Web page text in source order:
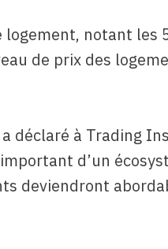
logement, notant les
de prix des
déclaré à Trading
d’un
deviendront